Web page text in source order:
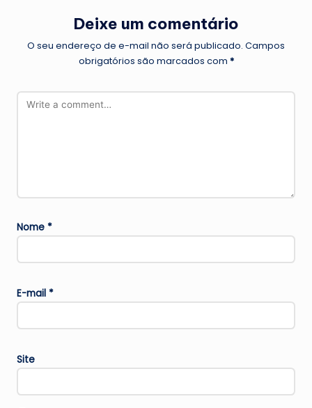
Deixe um comentário
O seu endereço de e-mail não será publicado. Campos
obrigatórios são marcados com *
Nome *
E-mail *
Site